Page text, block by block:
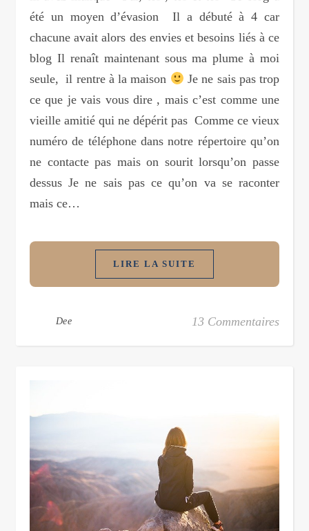
été un moyen d’évasion Il a débuté à 4 car
chacune avait alors des envies et besoins liés à ce
blog Il renaît maintenant sous ma plume à moi
seule, il rentre à la maison
Je ne sais pas trop
ce que je vais vous dire , mais c’est comme une
vieille amitié qui ne dépérit pas Comme ce vieux
numéro de téléphone dans notre répertoire qu’on
ne contacte pas mais on sourit lorsqu’on passe
dessus Je ne sais pas ce qu’on va se raconter
mais ce…
LIRE LA SUITE
Dee 13 Commentaires